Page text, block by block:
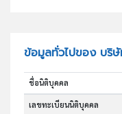
ข้อมูลทั่วไปของ บริ
ชื่อนิติบุคคล
เลขทะเบียนนิติบุคคล